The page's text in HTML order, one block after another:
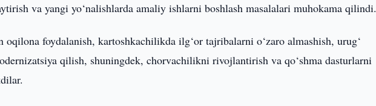
va yangi yo‘nalishlarda amaliy ishlarni boshlash masalalari muhokama qilindi.
oqilona foydalanish, kartoshkachilikda ilg‘or tajribalarni o‘zaro almashish, urug‘
qilish, shuningdek, chorvachilikni rivojlantirish va qo‘shma dasturlarni